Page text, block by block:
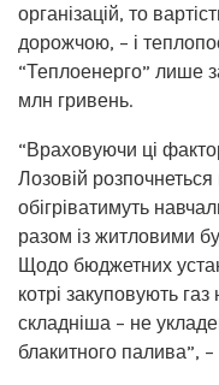
організацій, то
дорожчою, – і
“Теплоенерго” лише
млн гривень.
“Враховуючи ці
Лозовій
обігріватимуть
разом із житловими
Щодо бюджетних
котрі закуповують
складніша – не
блакитного палива”,